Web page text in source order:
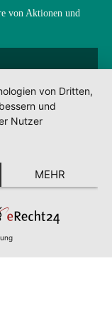
von Aktionen und
©2022
von Dritten,
und
Nutzer
MEHR